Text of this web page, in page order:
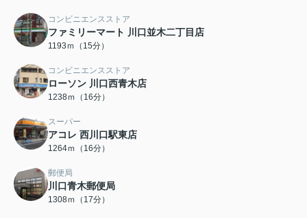
コンビニエンスストア
ファミリーマート 川口並木二丁目店
1193ｍ（15分）
コンビニエンスストア
ローソン 川口西青木店
1238ｍ（16分）
スーパー
アコレ 西川口駅東店
1264ｍ（16分）
郵便局
川口青木郵便局
1308ｍ（17分）